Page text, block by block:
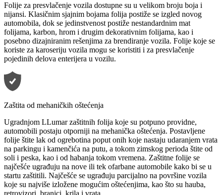
Folije za presvlačenje vozila dostupne su u velikom broju boja i
nijansi. Klasičnim sjajnim bojama folija postiže se izgled novog
automobila, dok se jedinstvenost postiže nestandardnim mat
folijama, karbon, hrom i drugim dekorativnim folijama, kao i
posebno dizajniranim rešenjima za brendiranje vozila. Folije koje se
koriste za karoseriju vozila mogu se koristiti i za presvlačenje
pojedinih delova enterijera u vozilu.
Zaštita od mehaničkih oštećenja
Ugradnjom LLumar zaštitnih folija koje su potpuno providne,
automobili postaju otporniji na mehanička oštećenja. Postavljene
folije štite lak od ogrebotina poput onih koje nastaju udaranjem vrata
na parkingu i kamenčića na putu, a tokom zimskog perioda štite od
soli i peska, kao i od habanja tokom vremena. Zaštitne folije se
najčešće ugrađuju na nove ili tek ofarbane automobile kako bi se u
startu zaštitili. Najčešće se ugrađuju parcijalno na površine vozila
koje su najviše izložene mogućim oštećenjima, kao što su hauba,
retrovizori, branici, krila i vrata.